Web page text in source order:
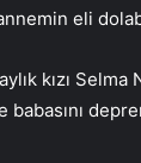
eli
kızı Selma
babasını